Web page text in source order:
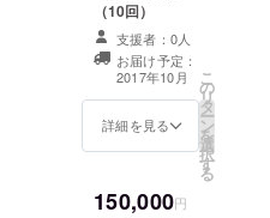
（10回）
支援者：0人
お届け予定：
2017年10月
詳細を見る
こ
の
リ
タ
ー
ン
を
選
択
す
る
150,000円